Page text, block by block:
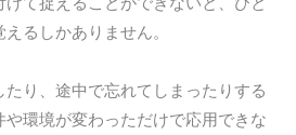
るしかありません。
り、途中で忘れてしまったりする
や環境が変わっただけで応用できな